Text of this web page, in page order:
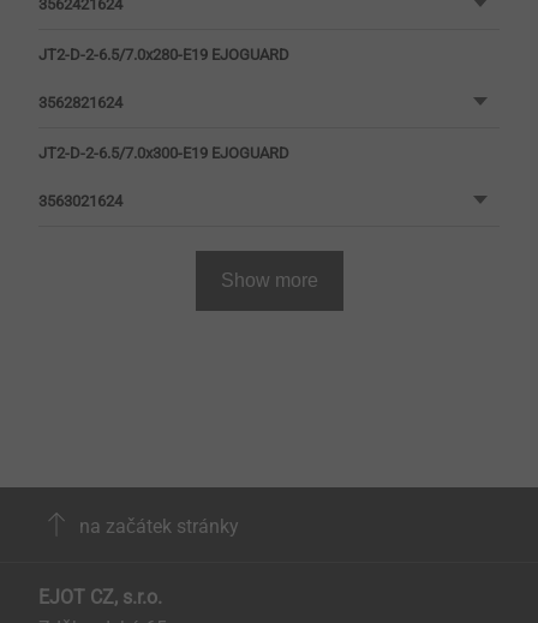
3562421624
JT2-D-2-6.5/7.0x280-E19 EJOGUARD
3562821624
JT2-D-2-6.5/7.0x300-E19 EJOGUARD
3563021624
Show more
na začátek stránky
EJOT CZ, s.r.o.